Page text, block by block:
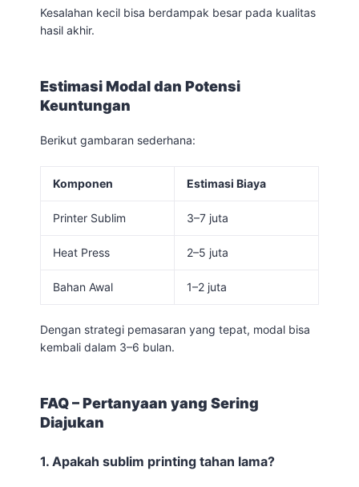
Kesalahan kecil bisa berdampak besar pada kualitas
hasil akhir.
Estimasi Modal dan Potensi
Keuntungan
Berikut gambaran sederhana:
Komponen Estimasi Biaya
Printer Sublim 3–7 juta
Heat Press 2–5 juta
Bahan Awal 1–2 juta
Dengan strategi pemasaran yang tepat, modal bisa
kembali dalam 3–6 bulan.
FAQ – Pertanyaan yang Sering
Diajukan
1. Apakah sublim printing tahan lama?